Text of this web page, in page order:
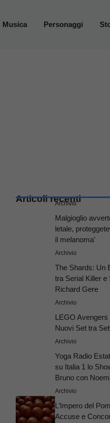
Musica Personaggi
Articoli recenti
Archivio
Malgioglio
letale,
il melanoma’
Archivio
The Shards: Un
tra Serial Killer e
Richard Gere
Archivio
LEGO
Nuovi Set tra
Archivio
Yoga Radio
su Italia 1 lo
Bruno con
Archivio
L’Impero del
Accuse e